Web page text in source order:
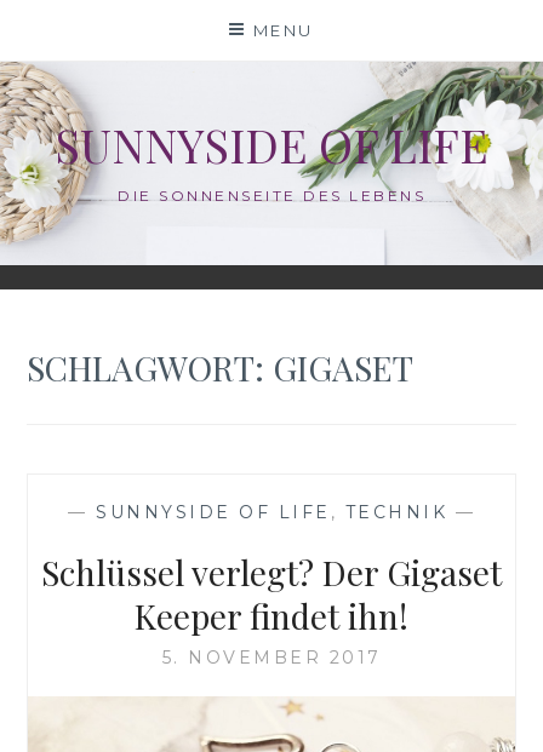
content
MENU
SUNNYSIDE OF LIFE
DIE SONNENSEITE DES LEBENS
SCHLAGWORT: GIGASET
— SUNNYSIDE OF LIFE , TECHNIK —
Schlüssel verlegt? Der Gigaset
Keeper findet ihn!
5. NOVEMBER 2017